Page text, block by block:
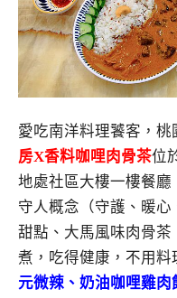
愛吃南洋料理饕客，桃
房X香料咖哩肉骨茶位
地處社區大樓一樓餐
守人概念（守護、暖心
甜點、大馬風味肉骨
煮，吃得健康，不用料
元微辣、奶油咖哩雞肉